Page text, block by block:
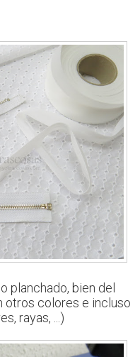
planchado, bien del
otros colores e incluso
rayas, ...)